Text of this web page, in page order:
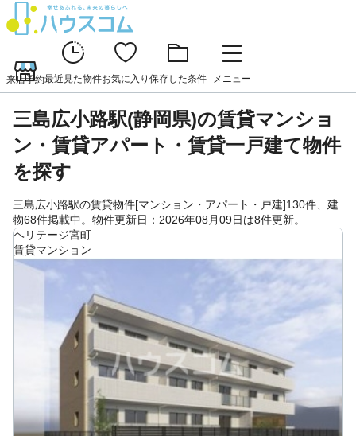
来店予約最近見た物件お気に入り 保存した条件 メニュー
三島広小路駅(静岡県)の賃貸マンショ
ン・賃貸アパート・賃貸一戸建て物件
を探す
三島広小路駅の賃貸物件[マンション・アパート・戸建]130件、建
物68件掲載中。物件更新日：2026年08月09日は8件更新。
ヘリテージ宮町
賃貸マンション